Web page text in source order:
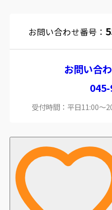
お問い合わせ番号：
お問い合
受付時間：平日11:00～